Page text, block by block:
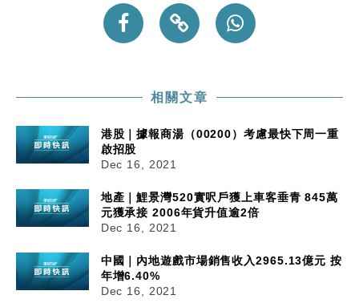
相關文章
港股｜據報商湯（00200）考慮最快下周一重
啟招股
Dec 16, 2021
地產｜鯉景灣520實呎戶獲上車客垂青 845萬
元獲承接 2006年貨升值逾2倍
Dec 16, 2021
中國｜內地遊戲市場銷售收入2965.13億元 按
年增6.40%
Dec 16, 2021